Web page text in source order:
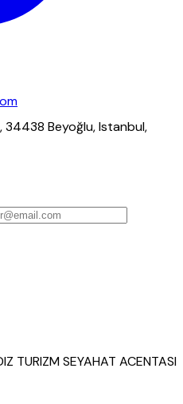
34438 Beyoğlu, Istanbul,
TURIZM SEYAHAT ACENTASI